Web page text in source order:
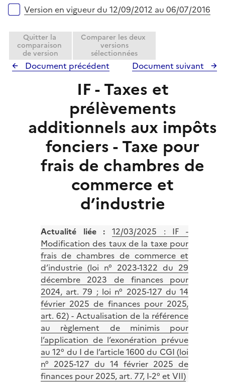
Version en vigueur du 12/09/2012 au 06/07/2016
Quitter la
comparaison
de version
Comparer les deux
versions
sélectionnées
Document précédent Document suivant
IF - Taxes et
prélèvements
additionnels aux impôts
fonciers - Taxe pour
frais de chambres de
commerce et
d’industrie
Actualité liée : 12/03/2025 : IF -
Modification des taux de la taxe pour
frais de chambres de commerce et
d’industrie (loi n° 2023-1322 du 29
décembre 2023 de finances pour
2024, art. 79 ; loi n° 2025-127 du 14
février 2025 de finances pour 2025,
art. 62) - Actualisation de la référence
au règlement de minimis pour
l’application de l’exonération prévue
au 12° du I de l’article 1600 du CGI (loi
n° 2025-127 du 14 février 2025 de
finances pour 2025, art. 77, I-2° et VII)